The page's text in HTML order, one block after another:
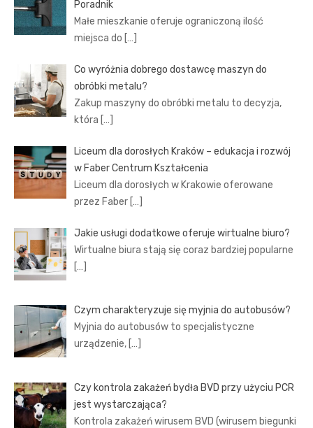
Poradnik
Małe mieszkanie oferuje ograniczoną ilość
miejsca do […]
Co wyróżnia dobrego dostawcę maszyn do
obróbki metalu?
Zakup maszyny do obróbki metalu to decyzja,
która […]
Liceum dla dorosłych Kraków – edukacja i rozwój
w Faber Centrum Kształcenia
Liceum dla dorosłych w Krakowie oferowane
przez Faber […]
Jakie usługi dodatkowe oferuje wirtualne biuro?
Wirtualne biura stają się coraz bardziej popularne
[…]
Czym charakteryzuje się myjnia do autobusów?
Myjnia do autobusów to specjalistyczne
urządzenie, […]
Czy kontrola zakażeń bydła BVD przy użyciu PCR
jest wystarczająca?
Kontrola zakażeń wirusem BVD (wirusem biegunki